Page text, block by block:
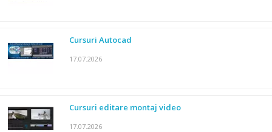
Cursuri Autocad
17.07.2026
Cursuri editare montaj video
17.07.2026